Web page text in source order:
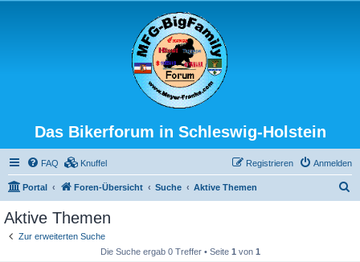
Das Bikerforum in Schleswig-Holstein
FAQ Knuffel Anmelden
Registrieren
Portal Foren-Übersicht Suche Aktive Themen
Aktive Themen
Zur erweiterten Suche
Die Suche ergab 0 Treffer • Seite 1 von 1